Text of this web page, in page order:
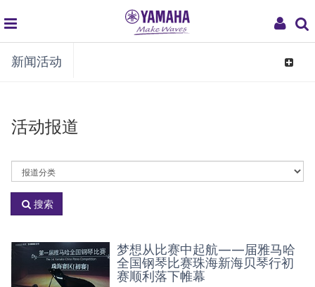
My
global
navigation
新闻活动
Toggle
活动报道
活
动
分
搜索
梦想从比赛中起航——届雅马哈
全国钢琴比赛珠海新海贝琴行初
赛顺利落下帷幕